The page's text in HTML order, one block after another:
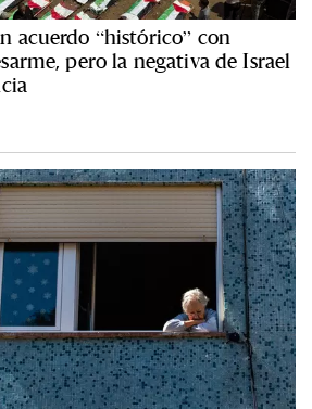
acuerdo “histórico” con
pero la negativa de Israel